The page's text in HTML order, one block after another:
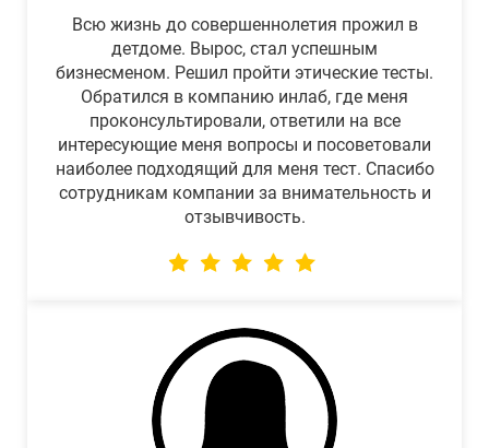
Всю жизнь до совершеннолетия прожил в
детдоме. Вырос, стал успешным
бизнесменом. Решил пройти этические тесты.
Обратился в компанию инлаб, где меня
проконсультировали, ответили на все
интересующие меня вопросы и посоветовали
наиболее подходящий для меня тест. Спасибо
сотрудникам компании за внимательность и
отзывчивость.